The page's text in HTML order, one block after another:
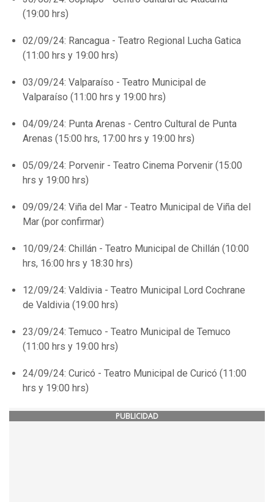
(19:00 hrs)
02/09/24: Rancagua - Teatro Regional Lucha Gatica
(11:00 hrs y 19:00 hrs)
03/09/24: Valparaíso - Teatro Municipal de
Valparaíso (11:00 hrs y 19:00 hrs)
04/09/24: Punta Arenas - Centro Cultural de Punta
Arenas (15:00 hrs, 17:00 hrs y 19:00 hrs)
05/09/24: Porvenir - Teatro Cinema Porvenir (15:00
hrs y 19:00 hrs)
09/09/24: Viña del Mar - Teatro Municipal de Viña del
Mar (por confirmar)
10/09/24: Chillán - Teatro Municipal de Chillán (10:00
hrs, 16:00 hrs y 18:30 hrs)
12/09/24: Valdivia - Teatro Municipal Lord Cochrane
de Valdivia (19:00 hrs)
23/09/24: Temuco - Teatro Municipal de Temuco
(11:00 hrs y 19:00 hrs)
24/09/24: Curicó - Teatro Municipal de Curicó (11:00
hrs y 19:00 hrs)
PUBLICIDAD